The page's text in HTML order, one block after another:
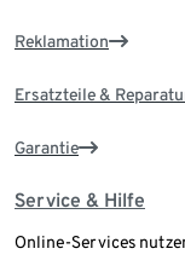
Reklamation
Ersatzteile &
Garantie
Service & Hilfe
Online-Services